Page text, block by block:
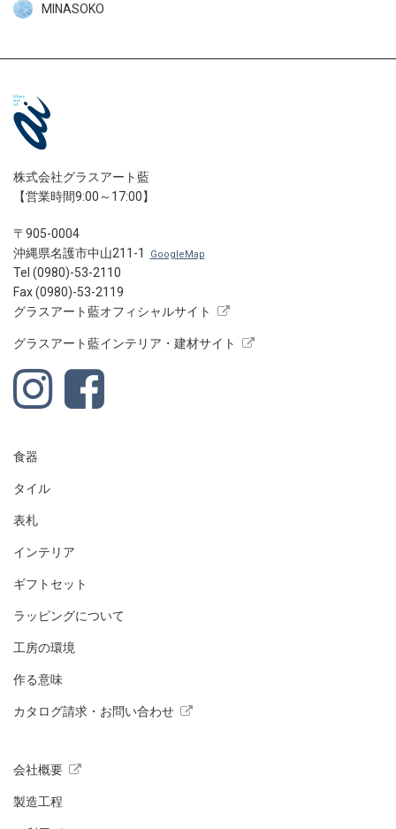
MINASOKO
株式会社グラスアート藍
【営業時間9:00～17:00】
〒905-0004
沖縄県名護市中山211-1
GoogleMap
Tel (0980)-53-2110
Fax (0980)-53-2119
グラスアート藍オフィシャルサイト
グラスアート藍インテリア・建材サイト
食器
タイル
表札
インテリア
ギフトセット
ラッピングについて
工房の環境
作る意味
カタログ請求・お問い合わせ
会社概要
製造工程